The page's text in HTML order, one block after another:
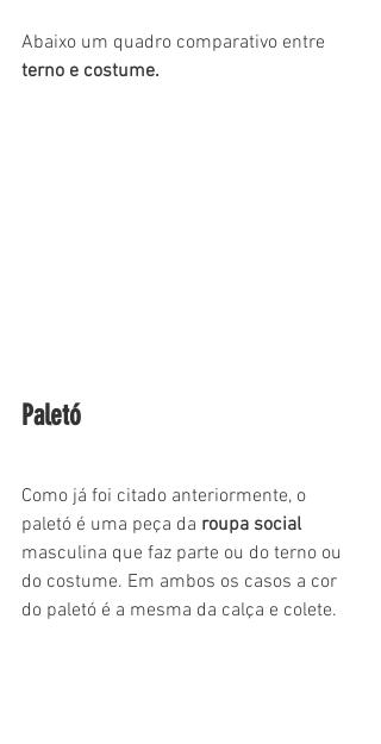
Abaixo um quadro comparativo entre
terno e costume.
Paletó
Como já foi citado anteriormente, o
paletó é uma peça da roupa social
masculina que faz parte ou do terno ou
do costume. Em ambos os casos a cor
do paletó é a mesma da calça e colete.